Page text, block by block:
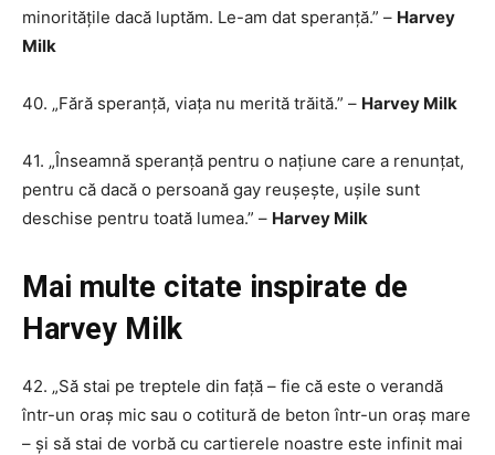
minoritățile dacă luptăm. Le-am dat speranță.” – Harvey
Milk
40. „Fără speranță, viața nu merită trăită.” – Harvey Milk
41. „Înseamnă speranță pentru o națiune care a renunțat,
pentru că dacă o persoană gay reușește, ușile sunt
deschise pentru toată lumea.” – Harvey Milk
Mai multe citate inspirate de
Harvey Milk
42. „Să stai pe treptele din față – fie că este o verandă
într-un oraș mic sau o cotitură de beton într-un oraș mare
– și să stai de vorbă cu cartierele noastre este infinit mai